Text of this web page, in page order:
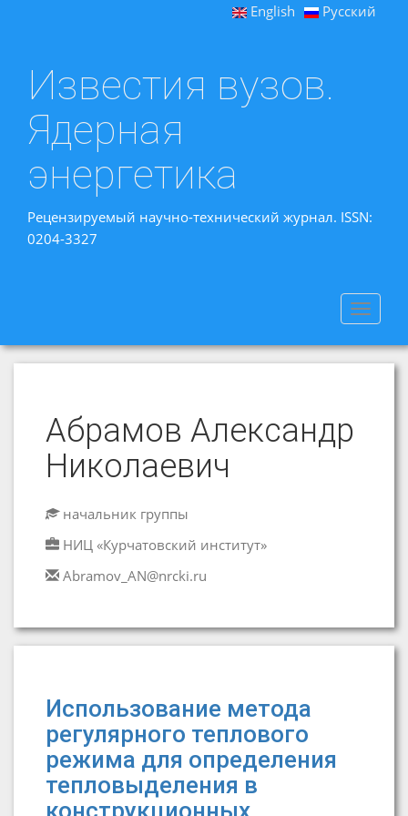
English Русский
Известия вузов.
Ядерная
энергетика
Рецензируемый научно-технический журнал. ISSN:
0204-3327
Toggle
Абрамов Александр
Николаевич
начальник группы
НИЦ «Курчатовский институт»
Abramov_AN@nrcki.ru
Использование метода
регулярного теплового
режима для определения
тепловыделения в
конструкционных